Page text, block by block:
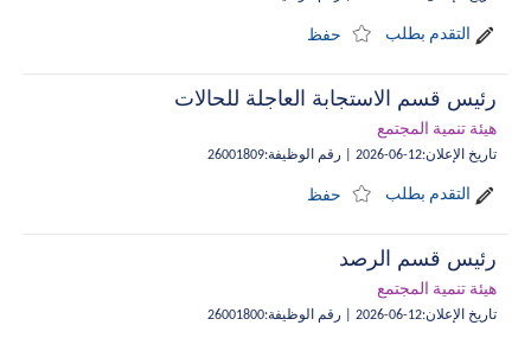
التقدم بطلب حفظ
رئيس قسم الاستجابة العاجلة للحالات
هيئة تنمية المجتمع
تاريخ الإعلان:
12-06-2026 رقم الوظيفة:
26001809
التقدم بطلب حفظ
رئيس قسم الرصد
هيئة تنمية المجتمع
تاريخ الإعلان:
12-06-2026 رقم الوظيفة:
26001800